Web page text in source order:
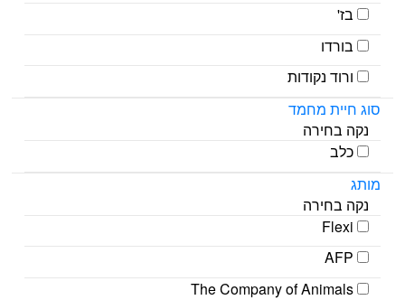
בז'
בורדו
ורוד נקודות
סוג חיית מחמד
נקה בחירה
כלב
מותג
נקה בחירה
Flexi
AFP
The Company of Animals